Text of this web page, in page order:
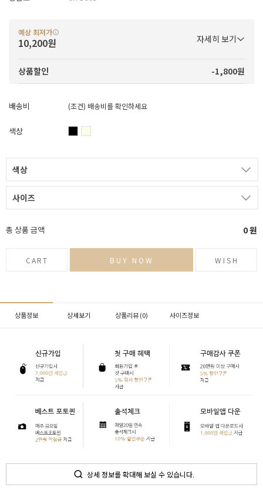
예상 최저가
10,200원 자세히 보기
상품할인 -1,800원
배송비 (조건) 배송비를 확인하세요
색상
색상
사이즈
총 상품 금액 0원
CART BUY NOW WISH
상품정보 상세보기 상품리뷰 (0) 사이즈정보
상세 정보를 확대해 보실 수 있습니다.